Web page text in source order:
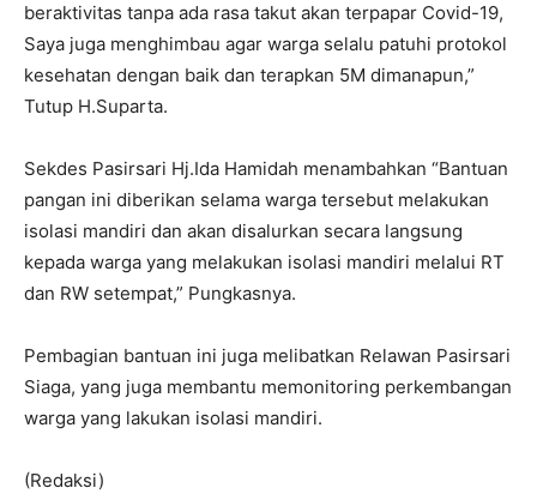
beraktivitas tanpa ada rasa takut akan terpapar Covid-19,
Saya juga menghimbau agar warga selalu patuhi protokol
kesehatan dengan baik dan terapkan 5M dimanapun,”
Tutup H.Suparta.
Sekdes Pasirsari Hj.Ida Hamidah menambahkan “Bantuan
pangan ini diberikan selama warga tersebut melakukan
isolasi mandiri dan akan disalurkan secara langsung
kepada warga yang melakukan isolasi mandiri melalui RT
dan RW setempat,” Pungkasnya.
Pembagian bantuan ini juga melibatkan Relawan Pasirsari
Siaga, yang juga membantu memonitoring perkembangan
warga yang lakukan isolasi mandiri.
(Redaksi)